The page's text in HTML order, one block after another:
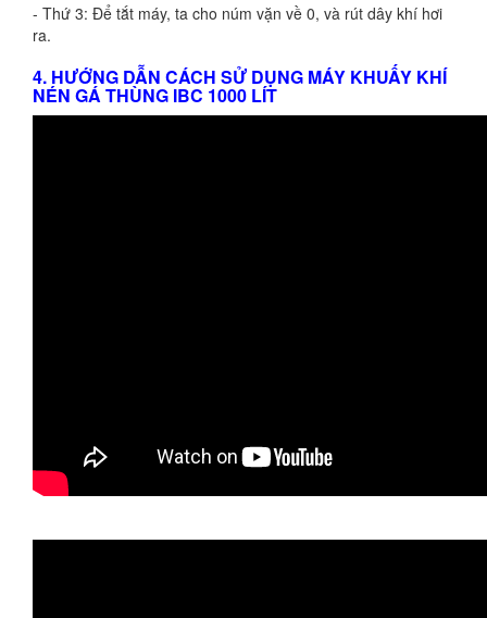
- Thứ 3: Để tắt máy, ta cho núm vặn về 0, và rút dây khí hơi
ra.
4. HƯỚNG DẪN CÁCH SỬ DỤNG MÁY KHUẤY KHÍ
NÉN GÁ THÙNG IBC 1000 LÍT